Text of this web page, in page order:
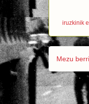
iruzkinik
Mezu